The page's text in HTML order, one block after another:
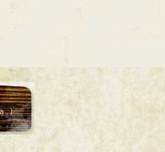
)